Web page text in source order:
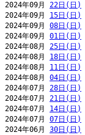
2024年09月 22日(日)
2024年09月 15日(日)
2024年09月 08日(日)
2024年09月 01日(日)
2024年08月 25日(日)
2024年08月 18日(日)
2024年08月 11日(日)
2024年08月 04日(日)
2024年07月 28日(日)
2024年07月 21日(日)
2024年07月 14日(日)
2024年07月 07日(日)
2024年06月 30日(日)